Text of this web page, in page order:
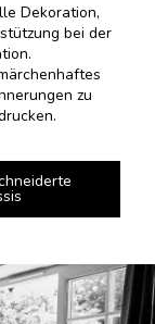
Dekoration,
bei der
zu